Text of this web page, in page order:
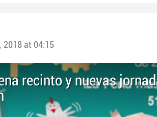
2018 at 04:15
recinto y nuevas